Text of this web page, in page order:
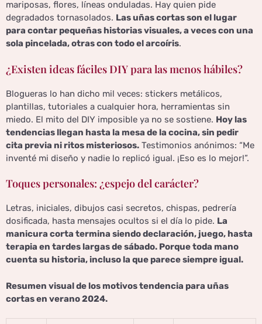
mariposas, flores, líneas onduladas. Hay quien pide
degradados tornasolados. Las uñas cortas son el lugar
para contar pequeñas historias visuales, a veces con una
sola pincelada, otras con todo el arcoíris.
¿Existen ideas fáciles DIY para las menos hábiles?
Blogueras lo han dicho mil veces: stickers metálicos,
plantillas, tutoriales a cualquier hora, herramientas sin
miedo. El mito del DIY imposible ya no se sostiene. Hoy las
tendencias llegan hasta la mesa de la cocina, sin pedir
cita previa ni ritos misteriosos. Testimonios anónimos: “Me
inventé mi diseño y nadie lo replicó igual. ¡Eso es lo mejor!”.
Toques personales: ¿espejo del carácter?
Letras, iniciales, dibujos casi secretos, chispas, pedrería
dosificada, hasta mensajes ocultos si el día lo pide. La
manicura corta termina siendo declaración, juego, hasta
terapia en tardes largas de sábado. Porque toda mano
cuenta su historia, incluso la que parece siempre igual.
Resumen visual de los motivos tendencia para uñas
cortas en verano 2024.